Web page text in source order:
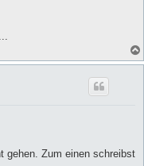
gehen. Zum einen schreibst